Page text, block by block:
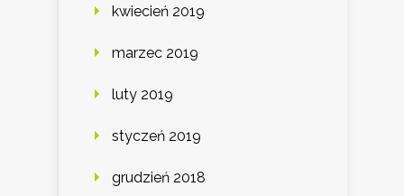
kwiecień 2019
marzec 2019
luty 2019
styczeń 2019
grudzień 2018